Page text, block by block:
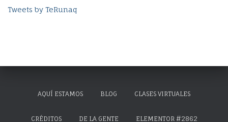
Tweets by TeRunaq
AQUÍ ESTAMOS BLOG CLASES VIRTUALES
CRÉDITOS DE LA GENTE ELEMENTOR #2862